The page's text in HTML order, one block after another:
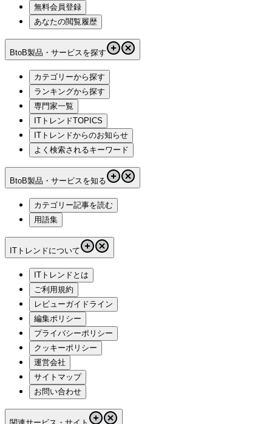
無料会員登録
あなたの閲覧履歴
BtoB製品・サービスを探す
カテゴリーから探す
ランキングから探す
専門家一覧
ITトレンドTOPICS
ITトレンドからのお知らせ
よく検索されるキーワード
BtoB製品・サービスを知る
カテゴリー記事を読む
用語集
ITトレンドについて
ITトレンドとは
ご利用規約
レビューガイドライン
編集ポリシー
プライバシーポリシー
クッキーポリシー
運営会社
サイトマップ
お問い合わせ